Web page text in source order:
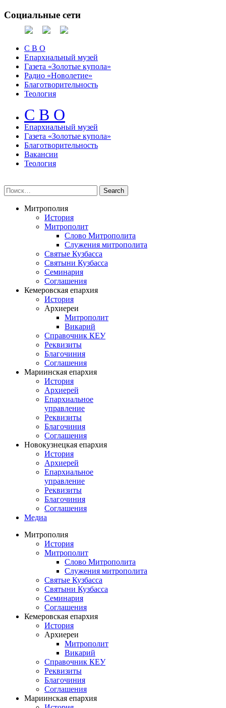
Социальные сети
С В О
Епархиальный музей
Газета «Золотые купола»
Радио «Новолетие»
Благотворительность
Теология
С В О
Епархиальный музeй
Газета «Золотые купола»
Благотворительность
Вакансии
Теология
Митрополия
История
Митрополит
Слово Митрополита
Служения митрополита
Святые Кузбасса
Святыни Кузбасса
Семинария
Соглашения
Кемеровская епархия
История
Архиереи
Митрополит
Викарий
Справочник КЕУ
Реквизиты
Благочиния
Соглашения
Мариинская епархия
История
Архиерей
Епархиальное
управление
Реквизиты
Благочиния
Соглашения
Новокузнецкая епархия
История
Архиерей
Епархиальное
управление
Реквизиты
Благочиния
Соглашения
Медиа
Митрополия
История
Митрополит
Слово Митрополита
Служения митрополита
Святые Кузбасса
Святыни Кузбасса
Семинария
Соглашения
Кемеровская епархия
История
Архиереи
Митрополит
Викарий
Справочник КЕУ
Реквизиты
Благочиния
Соглашения
Мариинская епархия